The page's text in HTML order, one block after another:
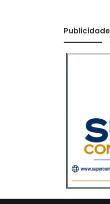
Publicidade